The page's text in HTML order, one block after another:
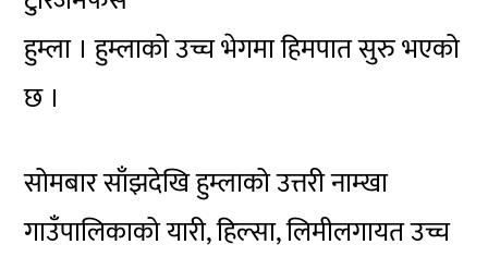
हुम्ला । हुम्लाको उच्च भेगमा हिमपात सुरु भएको
छ ।
सोमबार साँझदेखि हुम्लाको उत्तरी नाम्खा
गाउँपालिकाको यारी, हिल्सा, लिमीलगायत उच्च